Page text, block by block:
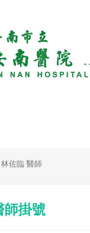
林佐臨 醫師
師掛號